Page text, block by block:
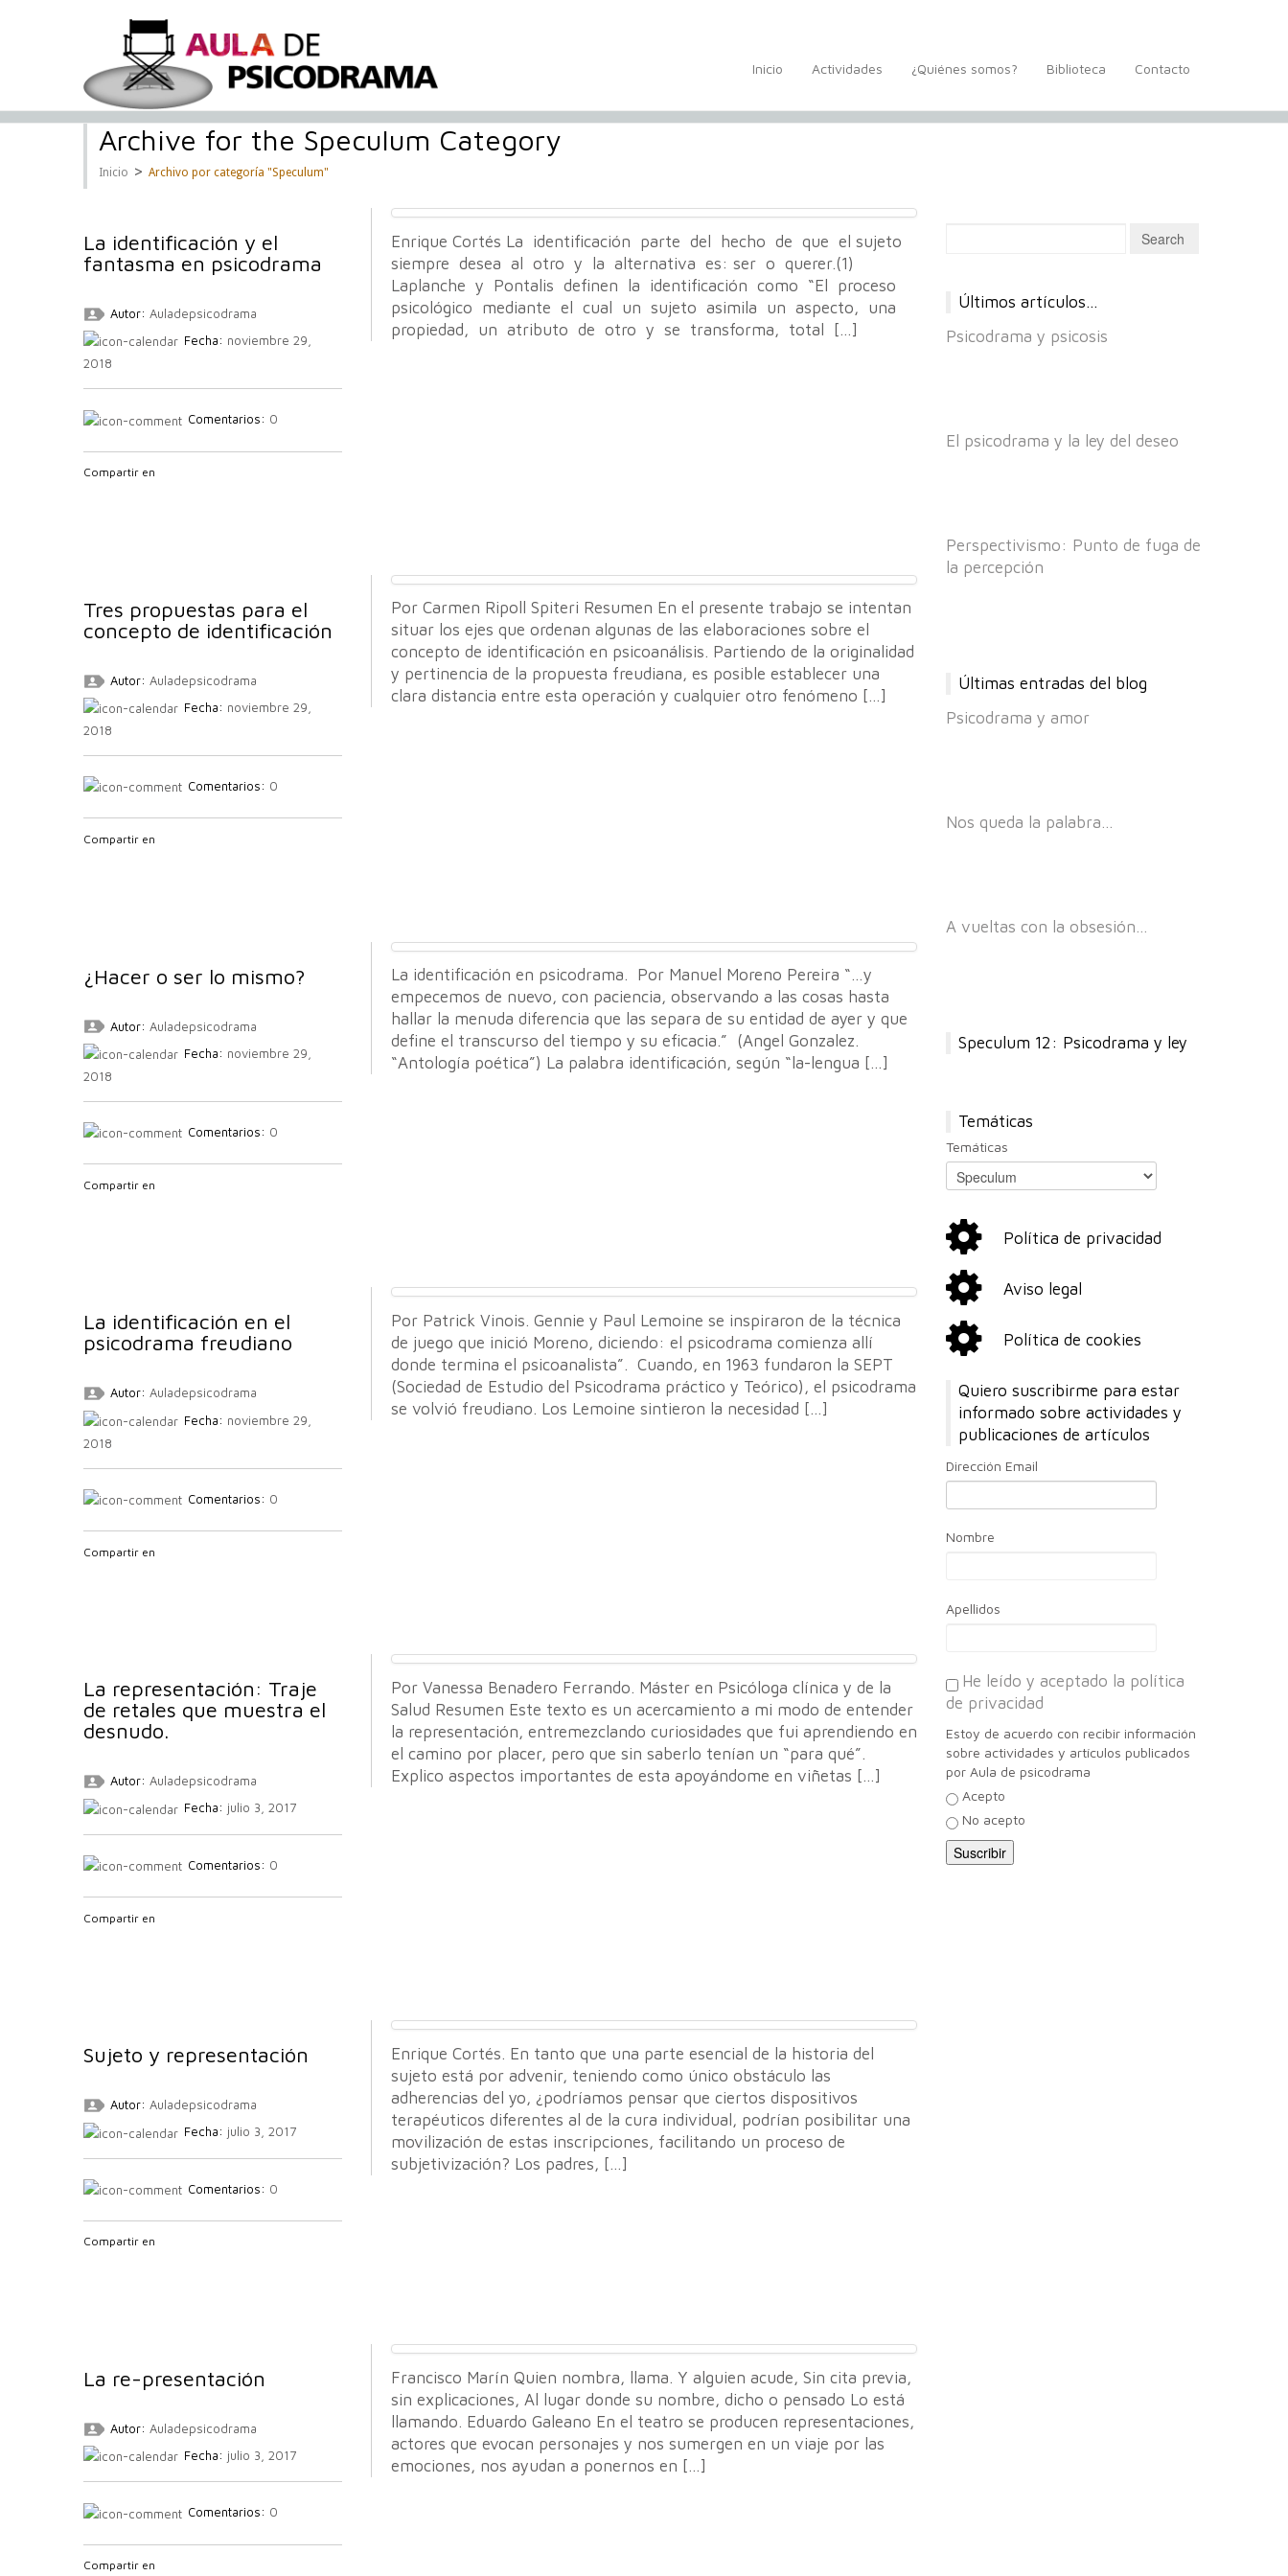
Inicio Actividades ¿Quiénes somos? Biblioteca Contacto
Archive for the Speculum Category
Inicio > Archivo por categoría "Speculum"
La identificación y el
fantasma en psicodrama
Autor: Auladepsicodrama
Fecha: noviembre 29,
2018
Comentarios: 0
Compartir en
Enrique Cortés La identificación parte del hecho de que el sujeto
siempre desea al otro y la alternativa es: ser o querer.(1)
Laplanche y Pontalis definen la identificación como “El proceso
psicológico mediante el cual un sujeto asimila un aspecto, una
propiedad, un atributo de otro y se transforma, total […]
Tres propuestas para el
concepto de identificación
Autor: Auladepsicodrama
Fecha: noviembre 29,
2018
Comentarios: 0
Compartir en
Por Carmen Ripoll Spiteri Resumen En el presente trabajo se intentan
situar los ejes que ordenan algunas de las elaboraciones sobre el
concepto de identificación en psicoanálisis. Partiendo de la originalidad
y pertinencia de la propuesta freudiana, es posible establecer una
clara distancia entre esta operación y cualquier otro fenómeno […]
¿Hacer o ser lo mismo?
Autor: Auladepsicodrama
Fecha: noviembre 29,
2018
Comentarios: 0
Compartir en
La identificación en psicodrama. Por Manuel Moreno Pereira “…y
empecemos de nuevo, con paciencia, observando a las cosas hasta
hallar la menuda diferencia que las separa de su entidad de ayer y que
define el transcurso del tiempo y su eficacia.” (Angel Gonzalez.
“Antología poética”) La palabra identificación, según “la-lengua […]
La identificación en el
psicodrama freudiano
Autor: Auladepsicodrama
Fecha: noviembre 29,
2018
Comentarios: 0
Compartir en
Por Patrick Vinois. Gennie y Paul Lemoine se inspiraron de la técnica
de juego que inició Moreno, diciendo: el psicodrama comienza allí
donde termina el psicoanalista”. Cuando, en 1963 fundaron la SEPT
(Sociedad de Estudio del Psicodrama práctico y Teórico), el psicodrama
se volvió freudiano. Los Lemoine sintieron la necesidad […]
La representación: Traje
de retales que muestra el
desnudo.
Autor: Auladepsicodrama
Fecha: julio 3, 2017
Comentarios: 0
Compartir en
Por Vanessa Benadero Ferrando. Máster en Psicóloga clínica y de la
Salud Resumen Este texto es un acercamiento a mi modo de entender
la representación, entremezclando curiosidades que fui aprendiendo en
el camino por placer, pero que sin saberlo tenían un “para qué”.
Explico aspectos importantes de esta apoyándome en viñetas […]
Sujeto y representación
Autor: Auladepsicodrama
Fecha: julio 3, 2017
Comentarios: 0
Compartir en
Enrique Cortés. En tanto que una parte esencial de la historia del
sujeto está por advenir, teniendo como único obstáculo las
adherencias del yo, ¿podríamos pensar que ciertos dispositivos
terapéuticos diferentes al de la cura individual, podrían posibilitar una
movilización de estas inscripciones, facilitando un proceso de
subjetivización? Los padres, […]
La re-presentación
Autor: Auladepsicodrama
Fecha: julio 3, 2017
Comentarios: 0
Compartir en
Francisco Marín Quien nombra, llama. Y alguien acude, Sin cita previa,
sin explicaciones, Al lugar donde su nombre, dicho o pensado Lo está
llamando. Eduardo Galeano En el teatro se producen representaciones,
actores que evocan personajes y nos sumergen en un viaje por las
emociones, nos ayudan a ponernos en […]
Últimos artículos…
Psicodrama y psicosis
El psicodrama y la ley del deseo
Perspectivismo: Punto de fuga de
la percepción
Últimas entradas del blog
Psicodrama y amor
Nos queda la palabra…
A vueltas con la obsesión…
Speculum 12: Psicodrama y ley
Temáticas
Temáticas
Política de privacidad
Aviso legal
Política de cookies
Quiero suscribirme para estar
informado sobre actividades y
publicaciones de artículos
Dirección Email
Nombre
Apellidos
He leído y aceptado la política
de privacidad
Estoy de acuerdo con recibir información
sobre actividades y artículos publicados
por Aula de psicodrama
Acepto
No acepto